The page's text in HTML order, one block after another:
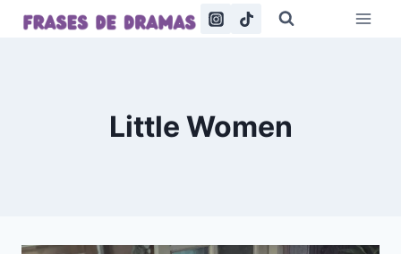
Saltar
Little Women